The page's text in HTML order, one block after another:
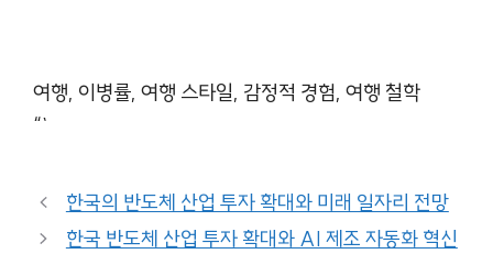
여행, 이병률, 여행 스타일, 감정적 경험, 여행 철학
“`
한국의 반도체 산업 투자 확대와 미래 일자리 전망
한국 반도체 산업 투자 확대와 AI 제조 자동화 혁신